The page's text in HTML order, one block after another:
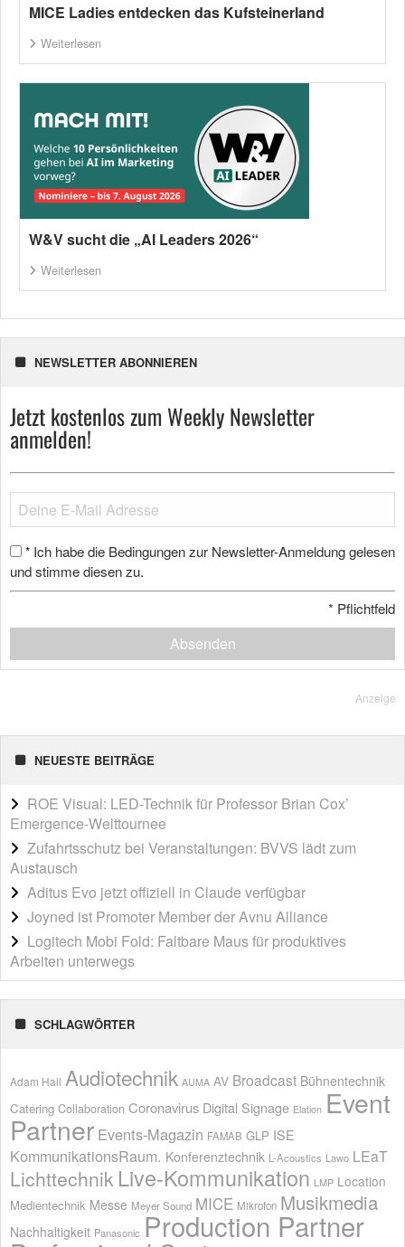
MICE Ladies entdecken das Kufsteinerland
Weiterlesen
W&V sucht die „AI Leaders 2026“
Weiterlesen
NEWSLETTER ABONNIEREN
Jetzt kostenlos zum Weekly Newsletter
anmelden!
* Ich habe die Bedingungen zur Newsletter-Anmeldung gelesen
und stimme diesen zu.
* Pflichtfeld
Absenden
Anzeige
NEUESTE BEITRÄGE
ROE Visual: LED-Technik für Professor Brian Cox’
Emergence-Welttournee
Zufahrtsschutz bei Veranstaltungen: BVVS lädt zum
Austausch
Aditus Evo jetzt offiziell in Claude verfügbar
Joyned ist Promoter Member der Avnu Alliance
Logitech Mobi Fold: Faltbare Maus für produktives
Arbeiten unterwegs
SCHLAGWÖRTER
Adam Hall Audiotechnik AUMA AV Broadcast Bühnentechnik
Catering Collaboration Coronavirus Digital Signage Elation Event
Partner Events-Magazin FAMAB GLP ISE
KommunikationsRaum. Konferenztechnik L-Acoustics Lawo LEaT
Lichttechnik Live-Kommunikation LMP Location
Medientechnik Messe Meyer Sound MICE Mikrofon Musikmedia
Nachhaltigkeit Panasonic Production Partner